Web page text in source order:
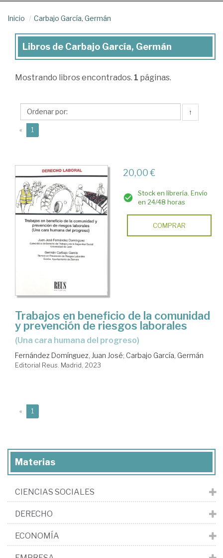
Inicio Carbajo García, Germán
Libros
Carbajo
Germán
Libros de Carbajo García, Germán
Mostrando libros encontrados. 1 páginas.
↑
« 1
20,00 €
Stock en librería. Envío
en 24/48 horas
COMPRAR
Trabajos en beneficio de la comunidad
y prevención de riesgos laborales
(Una cara humana del progreso)
Fernández Domínguez, Juan José; Carbajo García, Germán
Editorial Reus. Madrid, 2023
« 1
Materias
CIENCIAS SOCIALES
DERECHO
ECONOMÍA